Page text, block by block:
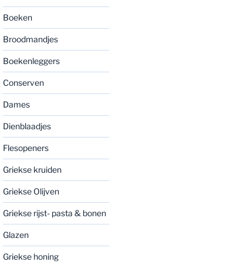
Boeken
Broodmandjes
Boekenleggers
Conserven
Dames
Dienblaadjes
Flesopeners
Griekse kruiden
Griekse Olijven
Griekse rijst- pasta & bonen
Glazen
Griekse honing